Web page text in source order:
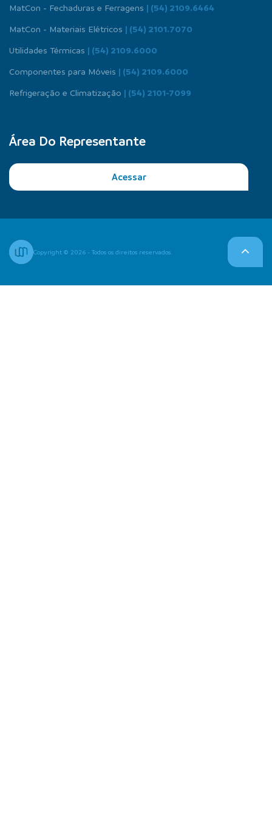
MatCon - Fechaduras e Ferragens | (54) 2109.6464
MatCon - Materiais Elétricos | (54) 2101.7070
Utilidades Térmicas | (54) 2109.6000
Componentes para Móveis | (54) 2109.6000
Refrigeração e Climatização | (54) 2101-7099
Área Do Representante
Acessar
Copyright © 2026 - Todos os direitos reservados.